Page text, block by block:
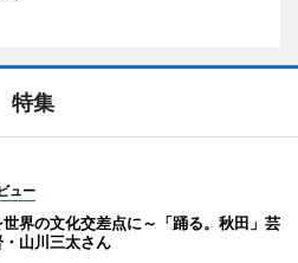
特集
ュー
界の文化交差点に～「踊る。秋田」芸
山川三太さん